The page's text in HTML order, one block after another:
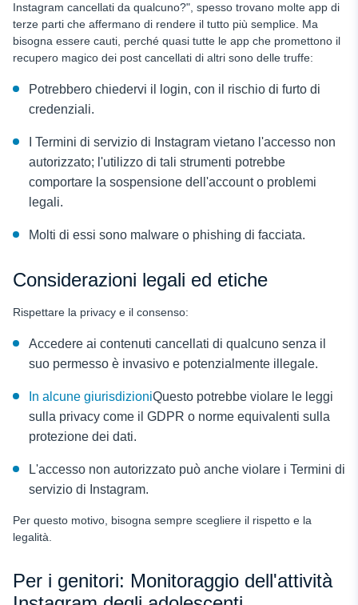
Instagram cancellati da qualcuno?", spesso trovano molte app di
terze parti che affermano di rendere il tutto più semplice. Ma
bisogna essere cauti, perché quasi tutte le app che promettono il
recupero magico dei post cancellati di altri sono delle truffe:
Potrebbero chiedervi il login, con il rischio di furto di
credenziali.
I Termini di servizio di Instagram vietano l'accesso non
autorizzato; l'utilizzo di tali strumenti potrebbe
comportare la sospensione dell'account o problemi
legali.
Molti di essi sono malware o phishing di facciata.
Considerazioni legali ed etiche
Rispettare la privacy e il consenso:
Accedere ai contenuti cancellati di qualcuno senza il
suo permesso è invasivo e potenzialmente illegale.
In alcune giurisdizioniQuesto potrebbe violare le leggi
sulla privacy come il GDPR o norme equivalenti sulla
protezione dei dati.
L'accesso non autorizzato può anche violare i Termini di
servizio di Instagram.
Per questo motivo, bisogna sempre scegliere il rispetto e la
legalità.
Per i genitori: Monitoraggio dell'attività